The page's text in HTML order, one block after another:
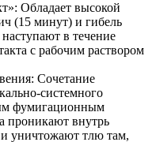
Обладает высокой
(15 минут) и гибель
в течение
с рабочим раствором
Сочетание
системного
фумигационным
проникают внутрь
уничтожают тлю там,